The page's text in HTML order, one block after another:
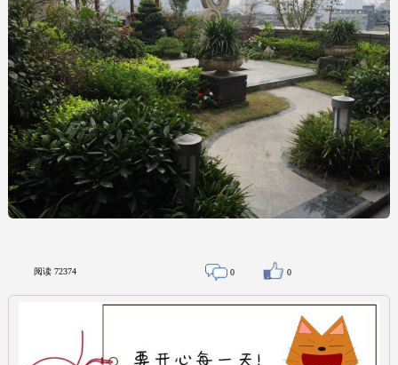
阅读 72374 0 0